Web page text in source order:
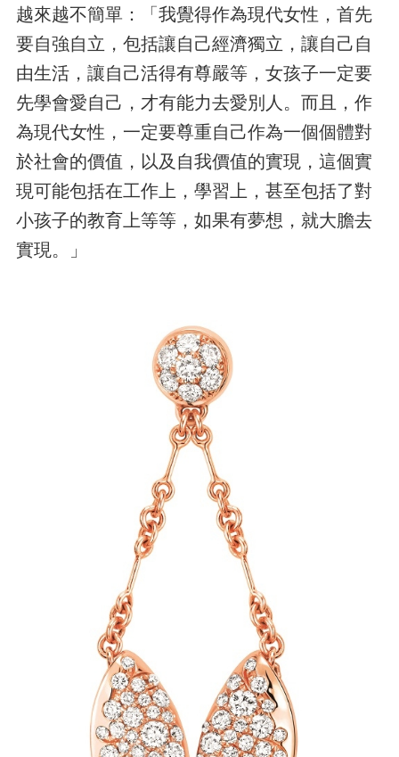
越來越不簡單：「我覺得作為現代女性，首先
要自強自立，包括讓自己經濟獨立，讓自己自
由生活，讓自己活得有尊嚴等，女孩子一定要
先學會愛自己，才有能力去愛別人。而且，作
為現代女性，一定要尊重自己作為一個個體對
於社會的價值，以及自我價值的實現，這個實
現可能包括在工作上，學習上，甚至包括了對
小孩子的教育上等等，如果有夢想，就大膽去
實現。」